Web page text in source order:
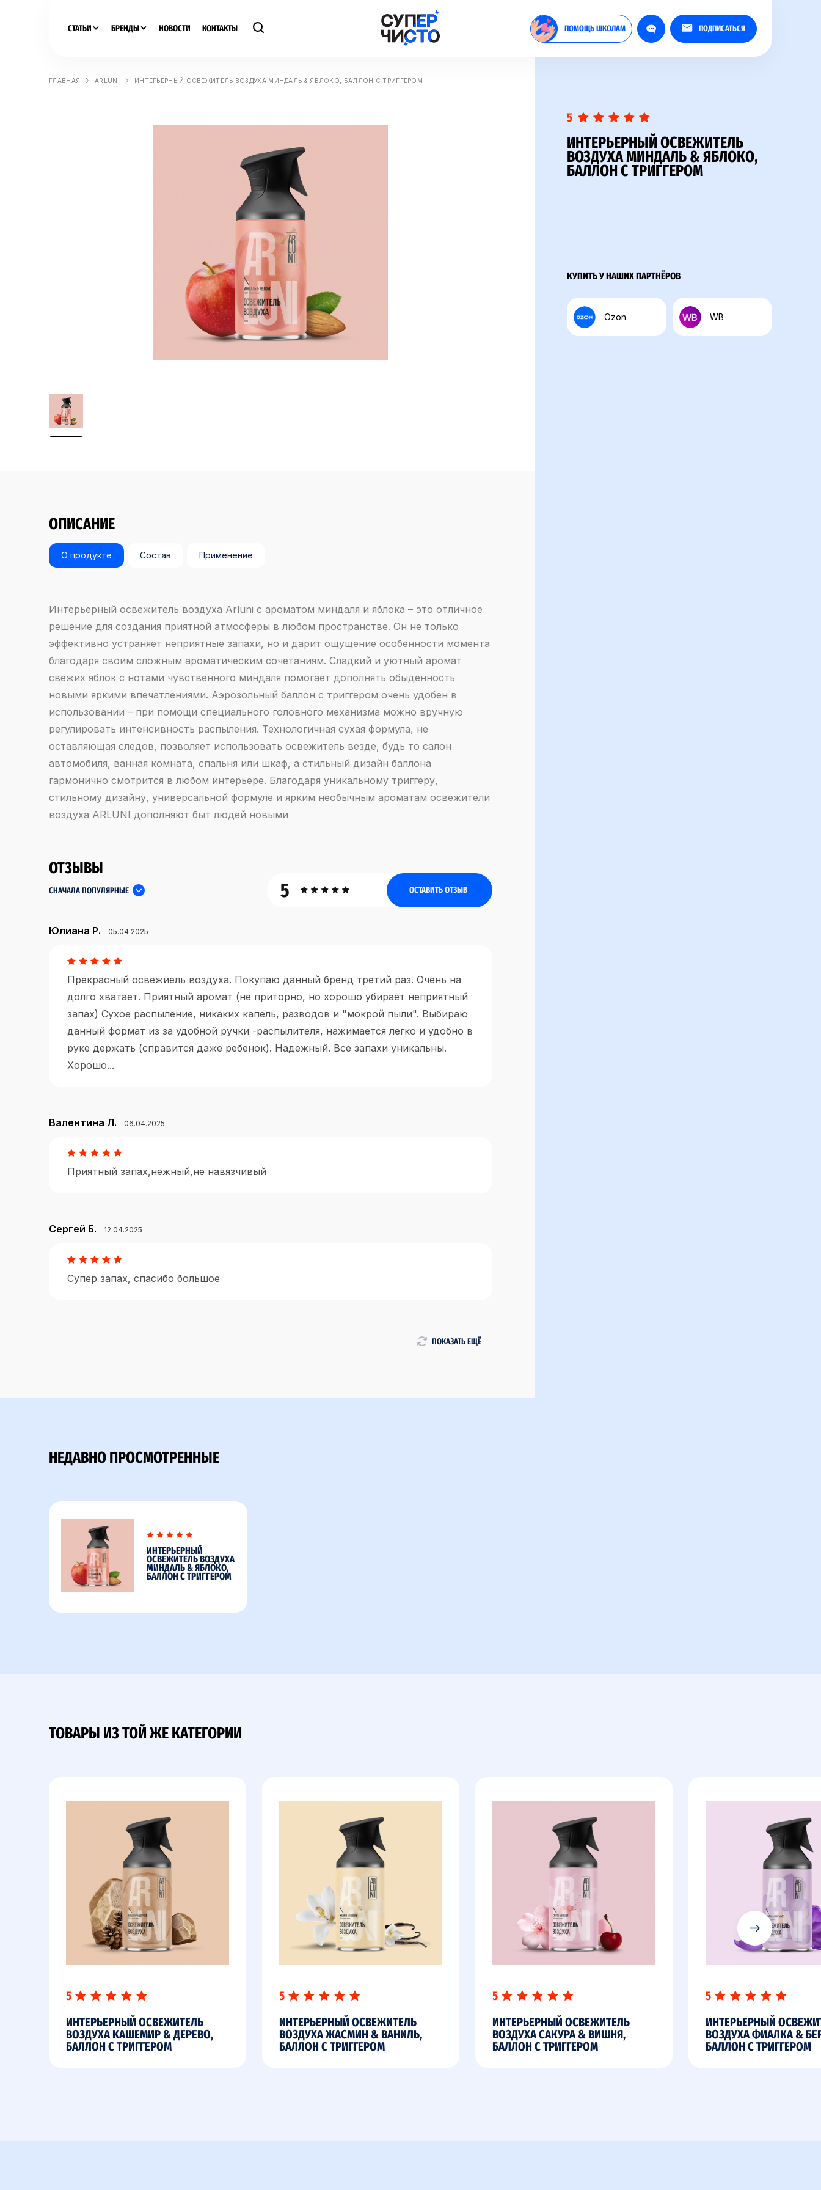
СТАТЬИ БРЕНДЫ НОВОСТИ КОНТАКТЫ ПОМОЩЬ ШКОЛАМ ПОДПИСАТЬСЯ
ГЛАВНАЯ ARLUNI ИНТЕРЬЕРНЫЙ ОСВЕЖИТЕЛЬ ВОЗДУХА МИНДАЛЬ & ЯБЛОКО, БАЛЛОН С ТРИГГЕРОМ
5
ИНТЕРЬЕРНЫЙ ОСВЕЖИТЕЛЬ
ВОЗДУХА МИНДАЛЬ & ЯБЛОКО,
БАЛЛОН С ТРИГГЕРОМ
КУПИТЬ У НАШИХ ПАРТНЁРОВ
Ozon WB
ОПИСАНИЕ
О продукте Состав Применение
Интерьерный освежитель воздуха Arluni с ароматом миндаля и яблока – это отличное
решение для создания приятной атмосферы в любом пространстве. Он не только
эффективно устраняет неприятные запахи, но и дарит ощущение особенности момента
благодаря своим сложным ароматическим сочетаниям. Сладкий и уютный аромат
свежих яблок с нотами чувственного миндаля помогает дополнять обыденность
новыми яркими впечатлениями. Аэрозольный баллон с триггером очень удобен в
использовании – при помощи специального головного механизма можно вручную
регулировать интенсивность распыления. Технологичная сухая формула, не
оставляющая следов, позволяет использовать освежитель везде, будь то салон
автомобиля, ванная комната, спальня или шкаф, а стильный дизайн баллона
гармонично смотрится в любом интерьере. Благодаря уникальному триггеру,
стильному дизайну, универсальной формуле и ярким необычным ароматам освежители
воздуха ARLUNI дополняют быт людей новыми
ОТЗЫВЫ
5 ОСТАВИТЬ ОТЗЫВ
СНАЧАЛА ПОПУЛЯРНЫЕ
Юлиана Р. 05.04.2025
Прекрасный освежиель воздуха. Покупаю данный бренд третий раз. Очень на
долго хватает. Приятный аромат (не приторно, но хорошо убирает неприятный
запах) Сухое распыление, никаких капель, разводов и "мокрой пыли". Выбираю
данный формат из за удобной ручки -распылителя, нажимается легко и удобно в
руке держать (справится даже ребенок). Надежный. Все запахи уникальны.
Хорошо...
Валентина Л. 06.04.2025
Приятный запах,нежный,не навязчивый
Сергей Б. 12.04.2025
Супер запах, спасибо большое
ПОКАЗАТЬ ЕЩЁ
НЕДАВНО ПРОСМОТРЕННЫЕ
ИНТЕРЬЕРНЫЙ
ОСВЕЖИТЕЛЬ ВОЗДУХА
МИНДАЛЬ & ЯБЛОКО,
БАЛЛОН С ТРИГГЕРОМ
ТОВАРЫ ИЗ ТОЙ ЖЕ КАТЕГОРИИ
5
ИНТЕРЬЕРНЫЙ ОСВЕЖИТЕЛЬ
ВОЗДУХА КАШЕМИР & ДЕРЕВО,
БАЛЛОН С ТРИГГЕРОМ
5
ИНТЕРЬЕРНЫЙ ОСВЕЖИТЕЛЬ
ВОЗДУХА ЖАСМИН & ВАНИЛЬ,
БАЛЛОН С ТРИГГЕРОМ
5
ИНТЕРЬЕРНЫЙ ОСВЕЖИТЕЛЬ
ВОЗДУХА САКУРА & ВИШНЯ,
БАЛЛОН С ТРИГГЕРОМ
5
ИНТЕРЬЕРНЫЙ
ВОЗДУХА ФИАЛКА &
БАЛЛОН С ТРИГГЕРОМ